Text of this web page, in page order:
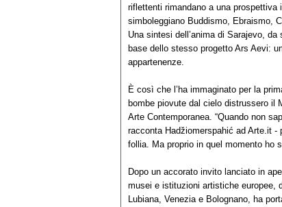
riflettenti rimandano a una
simboleggiano Buddismo, Ebraismo,
Una sintesi dell’anima di Sarajevo,
base dello stesso progetto Ars Aevi:
appartenenze.
È così che l’ha immaginato per la
bombe piovute dal cielo distrussero il
Arte Contemporanea. “Quando non
racconta Hadžiomerspahić ad Arte.it -
follia. Ma proprio in quel momento ho
Dopo un accorato invito lanciato in
musei e istituzioni artistiche europee,
Lubiana, Venezia e Bolognano, ha